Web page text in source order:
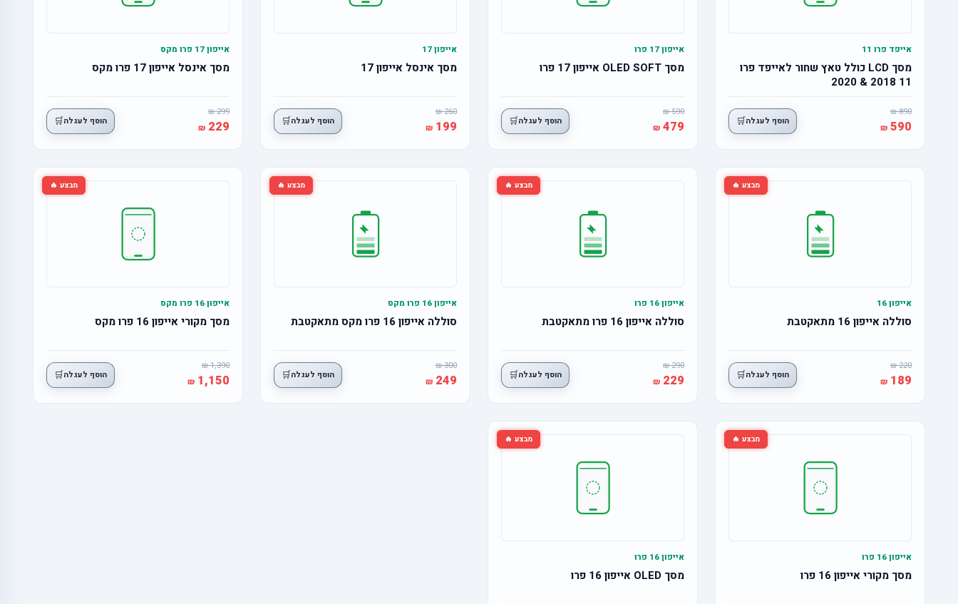
אייפד פרו 11
מסך LCD כולל טאץ שחור לאייפד פרו
11 2018 & 2020
890
590 הוסף לעגלה🛒
אייפון 17 פרו
מסך OLED SOFT אייפון 17 פרו
590
479 הוסף לעגלה🛒
אייפון 17
מסך אינסל אייפון 17
260
199 הוסף לעגלה🛒
אייפון 17 פרו מקס
מסך אינסל אייפון 17 פרו מקס
299
229 הוסף לעגלה🛒
מבצע 🔥
אייפון 16
סוללה אייפון 16 מתאקטבת
220
189 הוסף לעגלה🛒
מבצע 🔥
אייפון 16 פרו
סוללה אייפון 16 פרו מתאקטבת
290
229 הוסף לעגלה🛒
מבצע 🔥
אייפון 16 פרו מקס
סוללה אייפון 16 פרו מקס מתאקטבת
300
249 הוסף לעגלה🛒
מבצע 🔥
אייפון 16 פרו מקס
מסך מקורי אייפון 16 פרו מקס
1,390
1,150 הוסף לעגלה🛒
מבצע 🔥
אייפון 16 פרו
מסך מקורי אייפון 16 פרו
מבצע 🔥
אייפון 16 פרו
מסך OLED אייפון 16 פרו